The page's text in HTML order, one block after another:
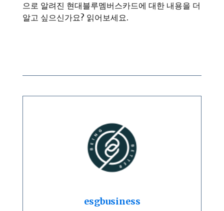
으로 알려진 현대블루멤버스카드에 대한 내용을 더
알고 싶으신가요? 읽어보세요.
esgbusiness